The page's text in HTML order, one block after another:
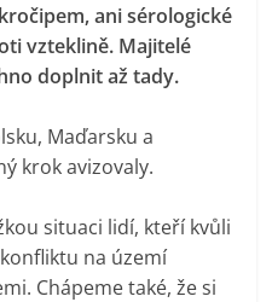
ani sérologické
vzteklině. Majitelé
doplnit až tady.
Maďarsku a
krok avizovaly.
situaci lidí, kteří kvůli
na území
Chápeme také, že si